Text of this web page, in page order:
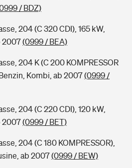
/ BDZ)
204 (C 320 CDI), 165 kW,
2007(0999 / BEA)
204 K (C 200 KOMPRESSOR
Kombi, ab 2007(0999 /
204 (C 220 CDI), 120 kW,
2007(0999 / BET)
204 (C 180 KOMPRESSOR),
ab 2007(0999 / BEW)